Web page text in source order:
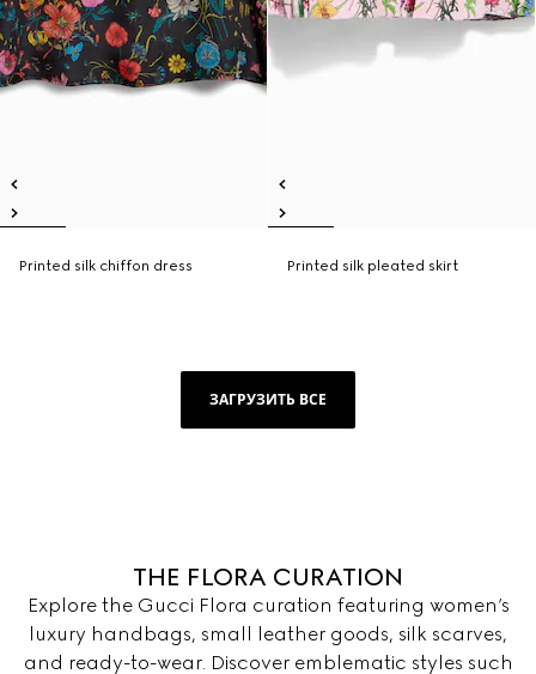
Printed silk chiffon dress Printed silk pleated skirt
ЗАГРУЗИТЬ ВСЕ
THE FLORA CURATION
Explore the Gucci Flora curation featuring women’s
luxury handbags, small leather goods, silk scarves,
and ready-to-wear. Discover emblematic styles such